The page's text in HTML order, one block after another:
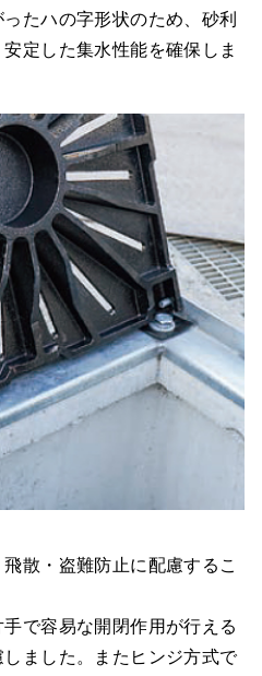
たハの字形状のため、砂利
定した集水性能を確保しま
散・盗難防止に配慮するこ
で容易な開閉作用が行える
ました。またヒンジ方式で